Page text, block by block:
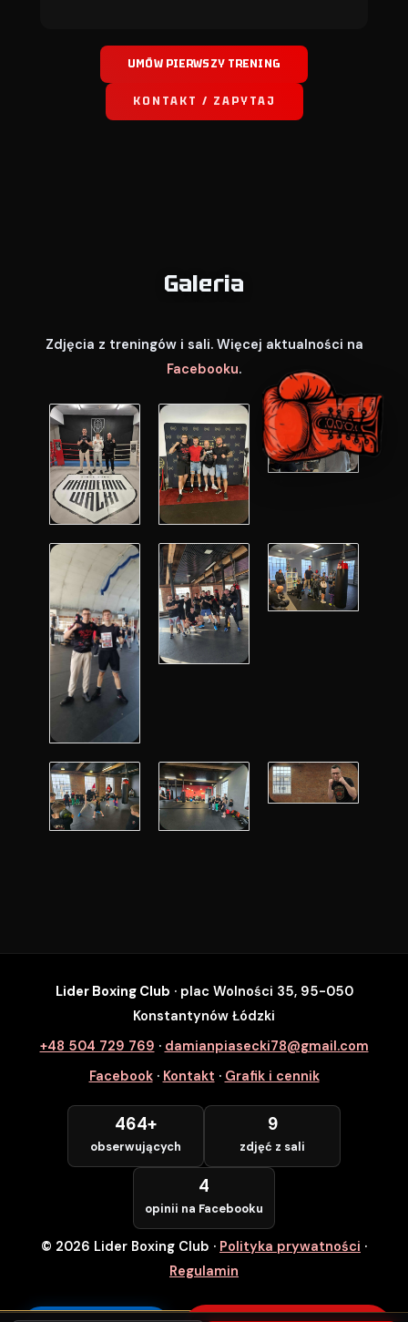
UMÓW PIERWSZY TRENING
KONTAKT / ZAPYTAJ
Galeria
Zdjęcia z treningów i sali. Więcej aktualności na
Facebooku.
SZYBKI ZAPIS
Zapisz się na wybrane zajęcia
Numer Telefonu *
POTWIERDZAM — WCHODZĘ ZA
DARMO
Lider Boxing Club · plac Wolności 35, 95-050
Konstantynów Łódzki
+48 504 729 769 · damianpiasecki78@gmail.com
Facebook· Kontakt · Grafik i cennik
464+
obserwujących
9
zdjęć z sali
4
opinii na Facebooku
© 2026 Lider Boxing Club · Polityka prywatności ·
Regulamin